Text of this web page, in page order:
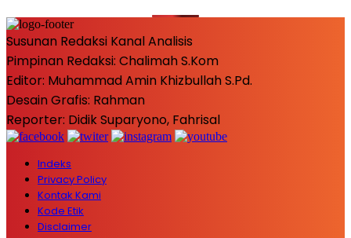
Susunan Redaksi Kanal Analisis
Pimpinan Redaksi: Chalimah S.Kom
Editor: Muhammad Amin Khizbullah S.Pd.
Desain Grafis: Rahman
Reporter: Didik Suparyono, Fahrisal
Indeks
Privacy Policy
Kontak Kami
Kode Etik
Disclaimer